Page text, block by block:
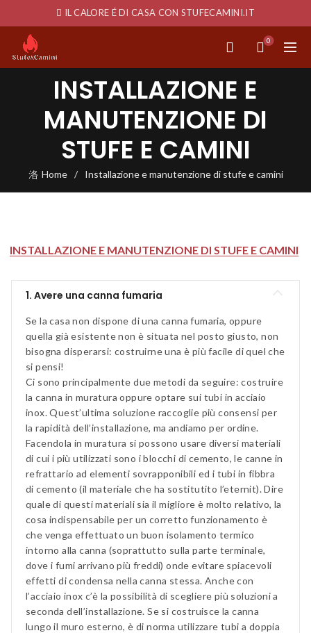
IL CALORE É DI CASA CON STUFECAMINI.IT
0
INSTALLAZIONE E
MANUTENZIONE DI
STUFE E CAMINI
Home Installazione e manutenzione di stufe e camini
INSTALLAZIONE E MANUTENZIONE DI STUFE E CAMINI
1. Avere una canna fumaria
Se la casa non dispone di una canna fumaria, oppure
quella già esistente non è situata nel posto giusto, non
bisogna disperarsi: costruirne una è più facile di quel che
si pensi!
Ci sono principalmente due metodi da seguire: costruire
la canna in muratura oppure optare sui tubi in acciaio
inox. Quest’ultima soluzione raccoglie più consensi per
la rapidità dell’installazione, ma andiamo per ordine.
Facendola in muratura si possono usare diversi materiali
di cui i più utilizzati sono i blocchi di cemento, le canne in
refrattario ad elementi sovrapponibili ed i tubi in fibbra
di cemento (il materiale che ha sostitutito l’eternit). Dire
quale di questi materiali sia il migliore è molto relativo, la
cosa indispensabile per un corretto funzionamento è
che venga effettuato un buon isolamento termico
intorno alla canna (soprattutto sulla parte terminale,
dove i fumi arrivano più freddi) onde evitare spiacevoli
effetti di condensa nella canna stessa. Anche con
l’acciaio inox c’è la possibilità di scegliere più soluzioni a
seconda dell’installazione. Se si costruisce la canna
lungo il muro esterno, è di norma utilizzare tubi a doppia